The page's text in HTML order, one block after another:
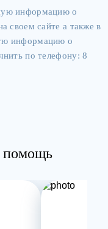
информацию о
своем сайте а также в
информацию о
по телефону: 8
помощь